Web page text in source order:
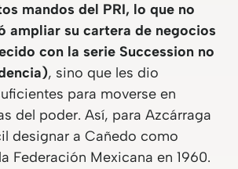
mandos del PRI, lo que no
ampliar su cartera de negocios
con la serie Succession no
, sino que les dio
para moverse en
del poder. Así, para Azcárraga
designar a Cañedo como
Federación Mexicana en 1960.